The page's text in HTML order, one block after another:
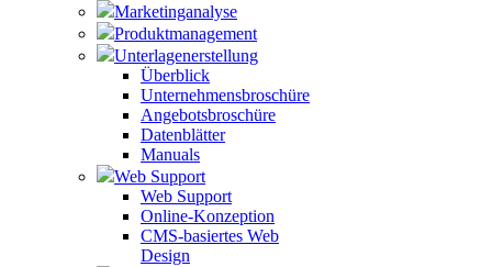
Marketinganalyse
Produktmanagement
Unterlagenerstellung
Überblick
Unternehmensbroschüre
Angebotsbroschüre
Datenblätter
Manuals
Web Support
Web Support
Online-Konzeption
CMS-basiertes Web
Design